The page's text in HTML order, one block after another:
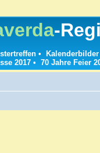
-
• Kalenderbilder
2017 • 70 Jahre Feier